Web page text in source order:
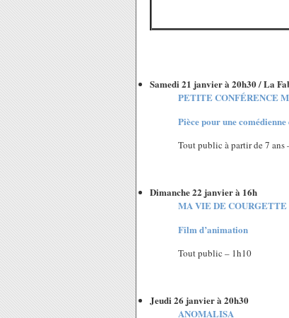
Samedi 21 janvier à 20h30 / La
PETITE CONFÉRENCE
Pièce pour une
Tout public à partir de 7 ans
Dimanche 22 janvier à 16h
MA VIE DE COURGETTE
Film d’animation
Tout public – 1h10
Jeudi 26 janvier à 20h30
ANOMALISA